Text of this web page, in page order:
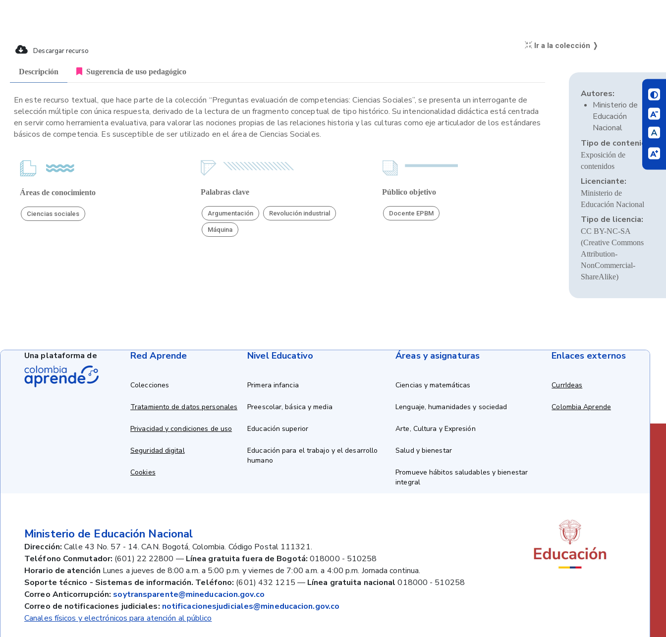
Descargar recurso
Ir a la colección ❭
Descripción Sugerencia de uso pedagógico
En este recurso textual, que hace parte de la colección “Preguntas evaluación de competencias: Ciencias Sociales”, se presenta un interrogante de
selección múltiple con única respuesta, derivado de la lectura de un fragmento conceptual de tipo histórico. Su intencionalidad didáctica está centrada
en servir como herramienta evaluativa, para valorar las nociones propias de las relaciones historia y las culturas como eje articulador de los estándares
básicos de competencia. Es susceptible de ser utilizado en el área de Ciencias Sociales.
Áreas de conocimiento
Ciencias sociales
Palabras clave
Argumentación Revolución industrial
Máquina
Público objetivo
Docente EPBM
Autores:
Ministerio de
Educación
Nacional
Tipo de contenido:
Exposición de
contenidos
Licenciante:
Ministerio de
Educación Nacional
Tipo de licencia:
CC BY-NC-SA
(Creative Commons
Attribution-
NonCommercial-
ShareAlike)
Red Aprende
Colecciones
Tratamiento de datos personales
Privacidad y condiciones de uso
Seguridad digital
Cookies
Nivel Educativo
Primera infancia
Preescolar, básica y media
Educación superior
Educación para el trabajo y el desarrollo
humano
Áreas y asignaturas
Ciencias y matemáticas
Lenguaje, humanidades y sociedad
Arte, Cultura y Expresión
Salud y bienestar
Promueve hábitos saludables y bienestar
integral
Enlaces externos
CurrIdeas
Colombia Aprende
Ministerio de Educación Nacional
Dirección: Calle 43 No. 57 - 14. CAN. Bogotá, Colombia. Código Postal 111321.
Teléfono Conmutador: (601) 22 22800 — Línea gratuita fuera de Bogotá: 018000 - 510258
Horario de atención Lunes a jueves de 8:00 a.m. a 5:00 p.m. y viernes de 7:00 a.m. a 4:00 p.m. Jornada continua.
Soporte técnico - Sistemas de información. Teléfono: (601) 432 1215 — Línea gratuita nacional 018000 - 510258
Correo Anticorrupción: soytransparente@mineducacion.gov.co
Correo de notificaciones judiciales: notificacionesjudiciales@mineducacion.gov.co
Canales físicos y electrónicos para atención al público
Una plataforma de